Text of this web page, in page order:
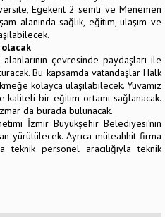
Egekent 2 semti ve Menemen
alanında sağlık, eğitim, ulaşım ve
çevresinde paydaşları ile
Bu kapsamda vatandaşlar Halk
kolayca ulaşılabilecek. Yuvamız
kaliteli bir eğitim ortamı sağlanacak.
da burada bulunacak.
İzmir Büyükşehir Belediyesi’nin
yürütülecek. Ayrıca müteahhit firma
personel aracılığıyla teknik